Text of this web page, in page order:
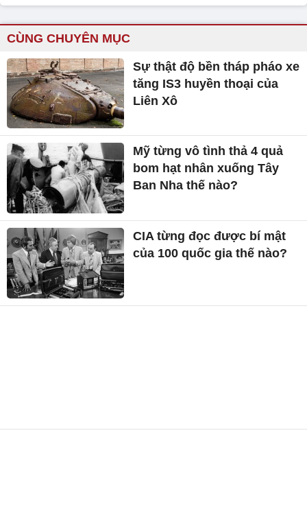
CÙNG CHUYÊN MỤC
Sự thật độ bền tháp pháo xe
tăng IS3 huyền thoại của
Liên Xô
Mỹ từng vô tình thả 4 quả
bom hạt nhân xuống Tây
Ban Nha thế nào?
CIA từng đọc được bí mật
của 100 quốc gia thế nào?